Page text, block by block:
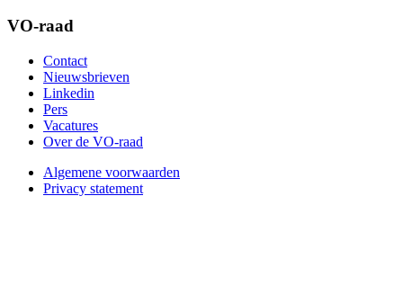
VO-raad
Contact
Nieuwsbrieven
Linkedin
Pers
Vacatures
Over de VO-raad
Algemene voorwaarden
Privacy statement